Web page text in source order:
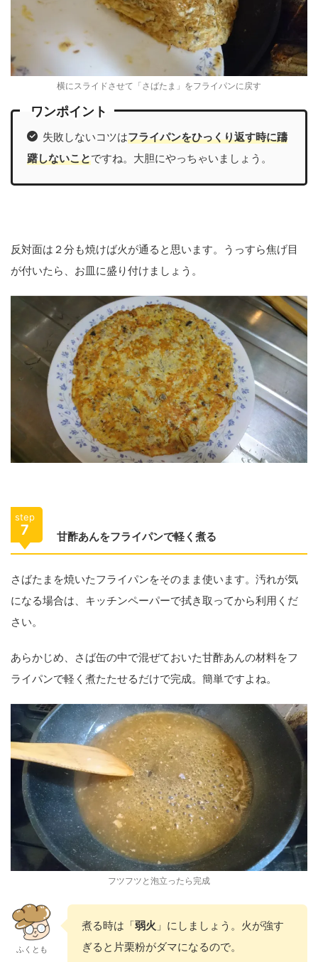
横にスライドさせて「さばたま」をフライパンに戻す
ワンポイント
失敗しないコツはフライパンをひっくり返す時に躊
躇しないことですね。大胆にやっちゃいましょう。
反対面は２分も焼けば火が通ると思います。うっすら焦げ目
が付いたら、お皿に盛り付けましょう。
step
7 甘酢あんをフライパンで軽く煮る
さばたまを焼いたフライパンをそのまま使います。汚れが気
になる場合は、キッチンペーパーで拭き取ってから利用くだ
さい。
あらかじめ、さば缶の中で混ぜておいた甘酢あんの材料をフ
ライパンで軽く煮たたせるだけで完成。簡単ですよね。
フツフツと泡立ったら完成
ふくとも
煮る時は「弱火 」にしましょう。火が強す
ぎると片栗粉がダマになるので。